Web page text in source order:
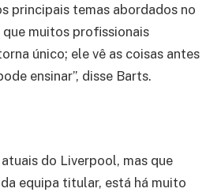
principais temas abordados no
muitos profissionais
único; ele vê as coisas antes
ensinar”, disse Barts.
do Liverpool, mas que
equipa titular, está há muito